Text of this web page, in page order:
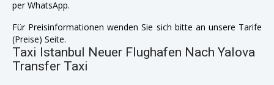
per WhatsApp.
Für Preisinformationen wenden Sie sich bitte an unsere Tarife
(Preise) Seite.
Taxi Istanbul Neuer Flughafen Nach Yalova
Transfer Taxi